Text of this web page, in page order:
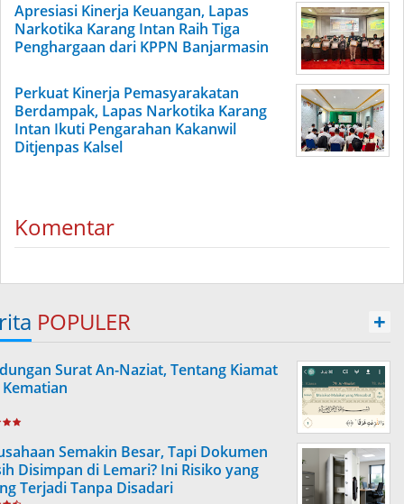
Apresiasi Kinerja Keuangan, Lapas
Narkotika Karang Intan Raih Tiga
Penghargaan dari KPPN Banjarmasin
Perkuat Kinerja Pemasyarakatan
Berdampak, Lapas Narkotika Karang
Intan Ikuti Pengarahan Kakanwil
Ditjenpas Kalsel
Komentar
POPULER +
Surat An-Naziat, Tentang Kiamat
Semakin Besar, Tapi Dokumen
Disimpan di Lemari? Ini Risiko yang
Terjadi Tanpa Disadari